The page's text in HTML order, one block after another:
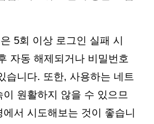
5회 이상 로그인 실패 시
자동 해제되거나 비밀번호
습니다. 또한, 사용하는 네트
원활하지 않을 수 있으므
서 시도해보는 것이 좋습니